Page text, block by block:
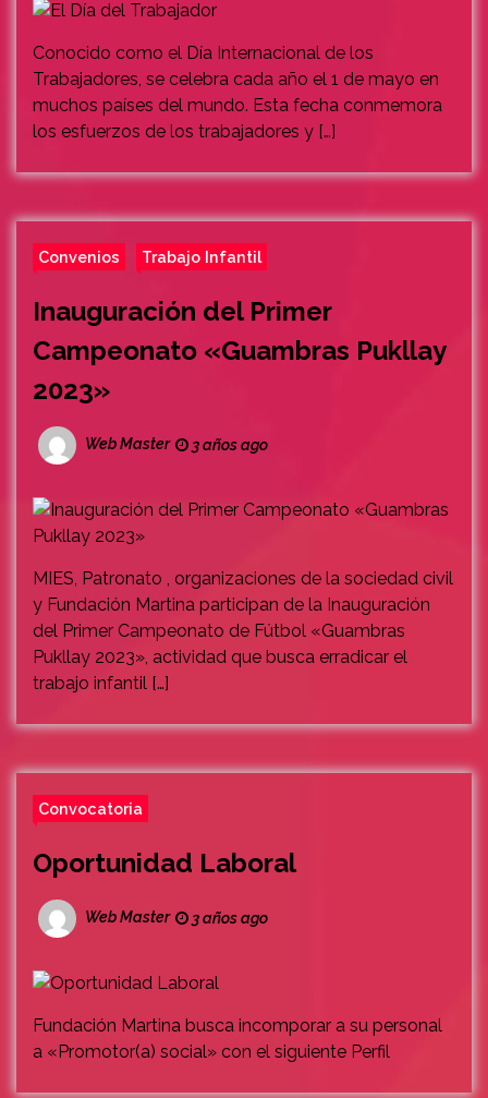
Conocido como el Día Internacional de los
Trabajadores, se celebra cada año el 1 de mayo en
muchos países del mundo. Esta fecha conmemora
los esfuerzos de los trabajadores y […]
Convenios Trabajo Infantil
Inauguración del Primer
Campeonato «Guambras Pukllay
2023»
Web Master 3 años ago
MIES, Patronato , organizaciones de la sociedad civil
y Fundación Martina participan de la Inauguración
del Primer Campeonato de Fútbol «Guambras
Pukllay 2023», actividad que busca erradicar el
trabajo infantil […]
Convocatoria
Oportunidad Laboral
Web Master 3 años ago
Fundación Martina busca incomporar a su personal
a «Promotor(a) social» con el siguiente Perfil